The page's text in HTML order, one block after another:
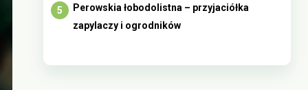
Perowskia łobodolistna – przyjaciółka
zapylaczy i ogrodników